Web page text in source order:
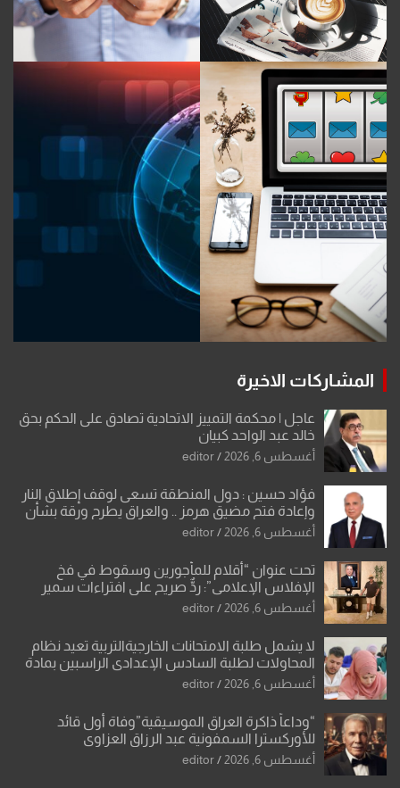
المشاركات الاخيرة
عاجل | محكمة التمييز الاتحادية تصادق على الحكم بحق
خالد عبد الواحد كبيان
أغسطس 6, 2026 editor
فؤاد حسين : دول المنطقة تسعى لوقف إطلاق النار
وإعادة فتح مضيق هرمز .. والعراق يطرح ورقة بشأن
تحولات القدس
أغسطس 6, 2026 editor
تحت عنوان “أقلام للمأجورين وسقوط في فخ
الإفلاس الإعلامي”: ردٌّ صريح على افتراءات سمير
الشكرجي
أغسطس 6, 2026 editor
لا يشمل طلبة الامتحانات الخارجيةالتربية تعيد نظام
المحاولات لطلبة السادس الإعدادي الراسبين بمادة
أو مادتين
أغسطس 6, 2026 editor
“وداعاً ذاكرة العراق الموسيقية”وفاة أول قائد
للأوركسترا السمفونية عبد الرزاق العزاوي
أغسطس 6, 2026 editor